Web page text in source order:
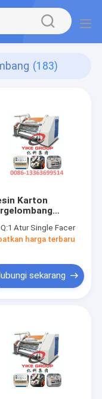
(183)
Karton
Keras Chrome
1800mm Lebar
1 Atur Single Facer
harga terbaru
sekarang